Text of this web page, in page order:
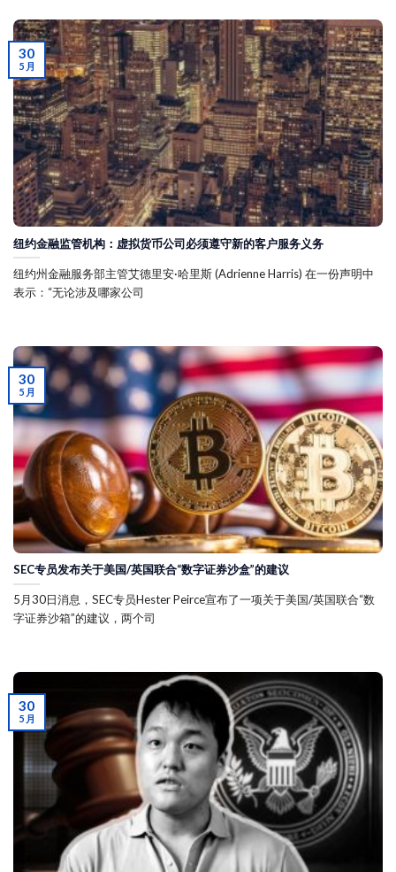
纽约金融监管机构：虚拟货币公司必须遵守新的客户服务义务
纽约州金融服务部主管艾德里安·哈里斯 (Adrienne Harris) 在一份声明中
表示：“无论涉及哪家公司
30
5 月
SEC专员发布关于美国/英国联合“数字证券沙盒”的建议
5月30日消息，SEC专员Hester Peirce宣布了一项关于美国/英国联合“数
字证券沙箱”的建议，两个司
30
5 月
30
5 月